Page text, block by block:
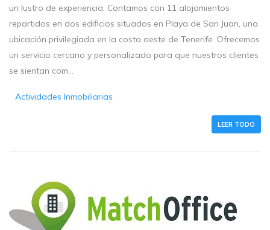
un lustro de experiencia. Contamos con 11 alojamientos
repartidos en dos edificios situados en Playa de San Juan, una
ubicación privilegiada en la costa oeste de Tenerife. Ofrecemos
un servicio cercano y personalizado para que nuestros clientes
se sientan com...
Actividades Inmobiliarias
LEER TODO